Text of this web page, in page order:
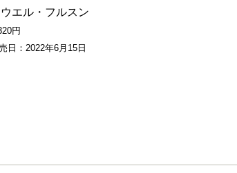
ウエル・フルスン
円
日：2022年6月15日